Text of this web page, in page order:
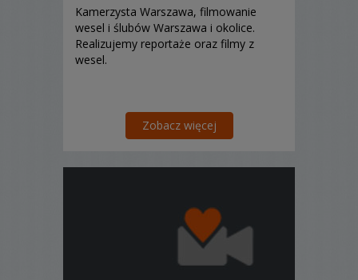
Kamerzysta Warszawa, filmowanie
wesel i ślubów Warszawa i okolice.
Realizujemy reportaże oraz filmy z
wesel.
Zobacz więcej